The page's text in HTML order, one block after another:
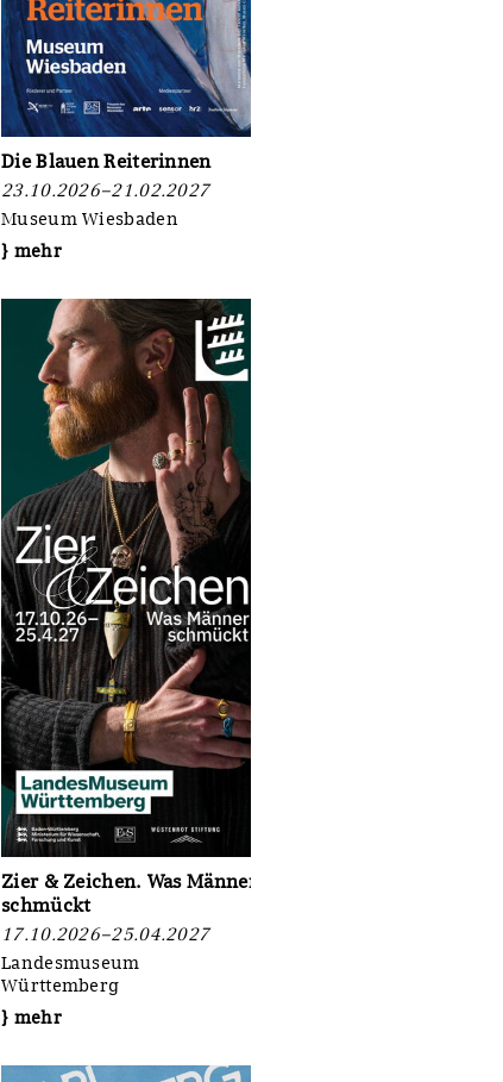
Die Blauen Reiterinnen
23.10.2026–21.02.2027
Museum Wiesbaden
} mehr
Zier & Zeichen. Was Männer
schmückt
17.10.2026–25.04.2027
Landesmuseum
Württemberg
} mehr